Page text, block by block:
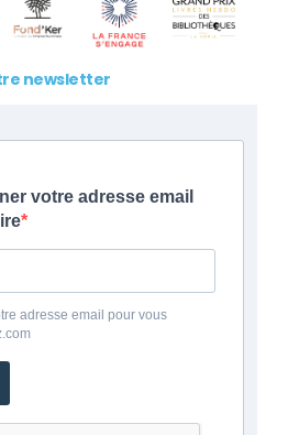
newsletter
votre adresse email
adresse email pour vous